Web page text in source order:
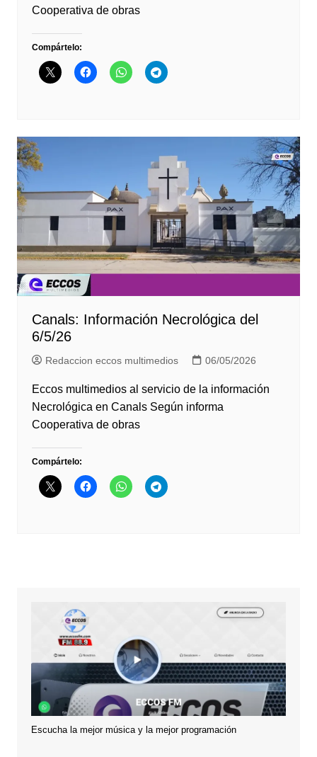
Cooperativa de obras
Compártelo:
Canals: Información Necrológica del
6/5/26
Redaccion eccos multimedios 06/05/2026
Eccos multimedios al servicio de la información
Necrológica en Canals Según informa
Cooperativa de obras
Compártelo:
Escucha la mejor música y la mejor programación